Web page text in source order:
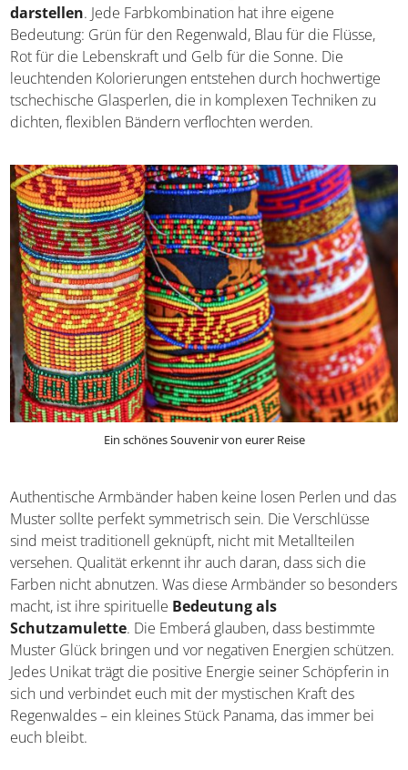
Spiralförmige Designs symbolisieren den Lauf des
Lebens, Zickzackmuster stehen für Flüsse und Schlangen,
während geometrische Formen dasGleichgewicht der
Natur darstellen. Jede Farbkombination hat ihre eigene
Bedeutung: Grün für den Regenwald, Blau für die Flüsse,
leuchtenden Kolorierungen entstehen durch hochwertige
tschechische Glasperlen, die in komplexen Techniken zu
dichten, flexiblen Bändern verflochten werden.
Ein schönes Souvenir von eurer Reise
Authentische Armbänder haben keine losen Perlen und
das Muster sollte perfekt symmetrisch sein. Die
Verschlüsse sind meist traditionell geknüpft, nicht mit
Metallteilen versehen. Qualität erkennt ihr auch daran,
dass sich die Farben nicht abnutzen. Was diese
Armbänder so besonders macht, ist ihre spirituelle
Bedeutung als Schutzamulette. Die Emberá glauben,
dass bestimmte Muster Glück bringen und vor negativen